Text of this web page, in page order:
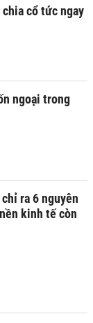
cổ tức ngay
ngoại trong
ra 6 nguyên
kinh tế còn